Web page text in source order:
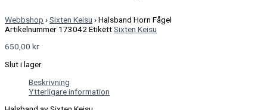
Webbshop ›Sixten Keisu ›Halsband Horn Fågel
Artikelnummer 173042 EtikettSixten Keisu
650,00 kr
Slut i lager
Beskrivning
Ytterligare information